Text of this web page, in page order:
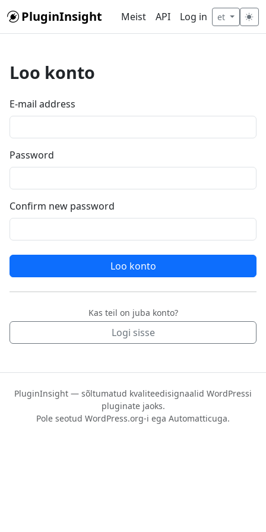
PluginInsight Meist API Log in et
Loo konto
E-mail address
Password
Confirm new password
Loo konto
Kas teil on juba konto?
Logi sisse
PluginInsight — sõltumatud kvaliteedisignaalid WordPressi
pluginate jaoks.
Pole seotud WordPress.org-i ega Automatticuga.